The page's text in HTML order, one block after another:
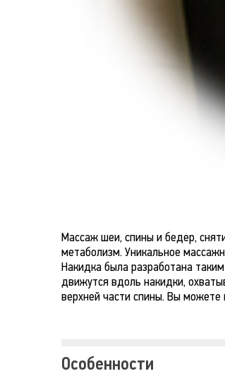
Массаж шеи, спины и бедер,
метаболизм. Уникальное
Накидка была разработана
движутся вдоль накидки,
верхней части спины. Вы
Особенности